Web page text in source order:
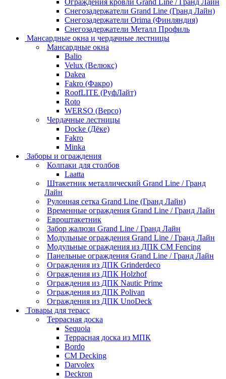
Ограждения кровли Grand Line / Гранд Лайн
Снегозадержатели Grand Line (Гранд Лайн)
Снегозадержатели Orima (Финляндия)
Снегозадержатели Металл Профиль
Мансардные окна и чердачные лестницы
Мансардные окна
Balio
Velux (Велюкс)
Dakea
Fakro (Факро)
RoofLITE (РуфЛайт)
Roto
WERSO (Версо)
Чердачные лестницы
Docke (Дёке)
Fakro
Minka
Заборы и ограждения
Колпаки для столбов
Laatta
Штакетник металлический Grand Line / Гранд
Лайн
Рулонная сетка Grand Line (Гранд Лайн)
Временные ограждения Grand Line / Гранд Лайн
Евроштакетник
Забор жалюзи Grand Line / Гранд Лайн
Модульные ограждения Grand Line / Гранд Лайн
Модульные ограждения из ДПК CM Fencing
Панельные ограждения Grand Line / Гранд Лайн
Ограждения из ДПК Grinderdeco
Ограждения из ДПК Holzhof
Ограждения из ДПК Nautic Prime
Ограждения из ДПК Polivan
Ограждения из ДПК UnoDeck
Товары для терасс
Террасная доска
Sequoia
Террасная доска из МПК
Bordo
CM Decking
Darvolex
Deckron